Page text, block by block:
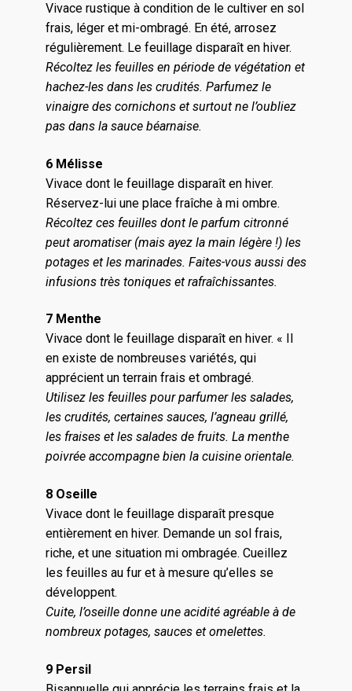
Vivace rustique à condition de le cultiver en sol
frais, léger et mi-ombragé. En été, arrosez
régulièrement. Le feuillage disparaît en hiver.
Récoltez les feuilles en période de végétation et
hachez-les dans les crudités. Parfumez le
vinaigre des cornichons et surtout ne l’oubliez
pas dans la sauce béarnaise.
6 Mélisse
Vivace dont le feuillage disparaît en hiver.
Réservez-lui une place fraîche à mi ombre.
Récoltez ces feuilles dont le parfum citronné
peut aromatiser (mais ayez la main légère !) les
potages et les marinades. Faites-vous aussi des
infusions très toniques et rafraîchissantes.
7 Menthe
Vivace dont le feuillage disparaît en hiver. « Il
en existe de nombreuses variétés, qui
apprécient un terrain frais et ombragé.
Utilisez les feuilles pour parfumer les salades,
les crudités, certaines sauces, l’agneau grillé,
les fraises et les salades de fruits. La menthe
poivrée accompagne bien la cuisine orientale.
8 Oseille
Vivace dont le feuillage disparaît presque
entièrement en hiver. Demande un sol frais,
riche, et une situation mi ombragée. Cueillez
les feuilles au fur et à mesure qu’elles se
développent.
Cuite, l’oseille donne une acidité agréable à de
nombreux potages, sauces et omelettes.
9 Persil